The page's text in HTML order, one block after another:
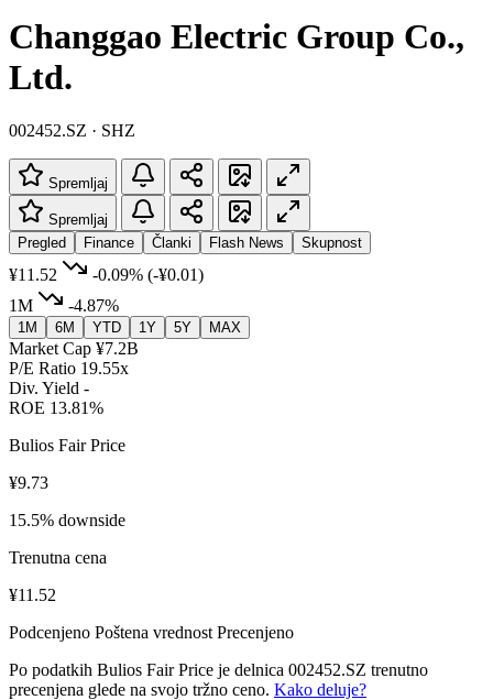
Changgao Electric Group Co.,
Ltd.
002452.SZ · SHZ
Spremljaj
Spremljaj
Pregled
Finance Članki Flash News Skupnost
¥11.52 -0.09% (-¥0.01)
1M
-4.87%
1M 6M YTD 1Y 5Y MAX
Market Cap ¥7.2B
P/E Ratio 19.55x
Div. Yield -
ROE 13.81%
Bulios Fair Price
¥9.73
15.5% downside
Trenutna cena
¥11.52
Podcenjeno Poštena vrednost Precenjeno
Po podatkih Bulios Fair Price je delnica 002452.SZ trenutno
precenjena glede na svojo tržno ceno. Kako deluje?